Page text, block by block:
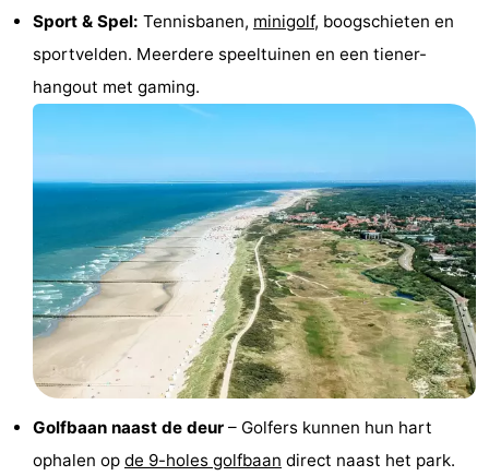
Bowlen
Minigolfbanen
Wellness
Natuur
Rondleidingen
Sporten
Zwembaden
Fietsen
-
Sport & Spel: Tennisbanen, minigolf, boogschieten en
sportvelden. Meerdere speeltuinen en een tiener-
hangout met gaming.
Golfbaan naast de deur – Golfers kunnen hun hart
ophalen op de 9-holes golfbaan direct naast het park.